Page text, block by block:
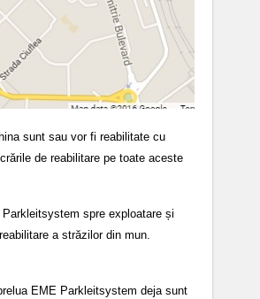
sunt sau vor fi reabilitate cu
de reabilitare pe toate aceste
spre exploatare și
a străzilor din mun.
EME Parkleitsystem deja sunt